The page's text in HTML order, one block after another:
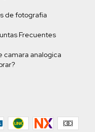
de fotografia
Frecuentes
camara analogica